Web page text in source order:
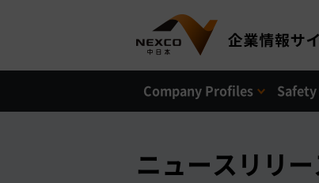
Company Profiles
ニュースリリー